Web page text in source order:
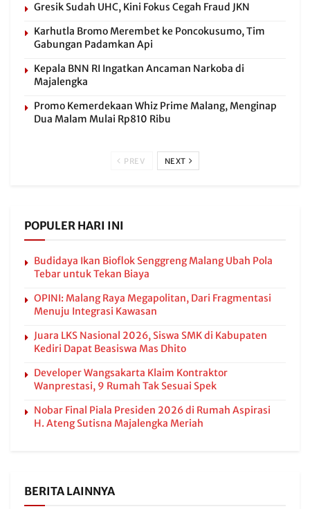
Gresik Sudah UHC, Kini Fokus Cegah Fraud JKN
Karhutla Bromo Merembet ke Poncokusumo, Tim
Gabungan Padamkan Api
Kepala BNN RI Ingatkan Ancaman Narkoba di
Majalengka
Promo Kemerdekaan Whiz Prime Malang, Menginap
Dua Malam Mulai Rp810 Ribu
PREV NEXT
POPULER HARI INI
Budidaya Ikan Bioflok Senggreng Malang Ubah Pola
Tebar untuk Tekan Biaya
OPINI: Malang Raya Megapolitan, Dari Fragmentasi
Menuju Integrasi Kawasan
Juara LKS Nasional 2026, Siswa SMK di Kabupaten
Kediri Dapat Beasiswa Mas Dhito
Developer Wangsakarta Klaim Kontraktor
Wanprestasi, 9 Rumah Tak Sesuai Spek
Nobar Final Piala Presiden 2026 di Rumah Aspirasi
H. Ateng Sutisna Majalengka Meriah
BERITA LAINNYA